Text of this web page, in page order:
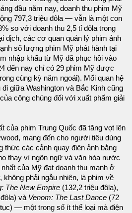
đầu năm nay, doanh thu phim Mỹ
797,3 triệu đôla — vẫn là một con
so với doanh thu 2,5 tỉ đôla trong
dịch, các cơ quan quản lý phim ảnh
số lượng phim Mỹ phát hành tại
nhập khẩu từ Mỹ đã phục hồi vào
đến nay chỉ có 29 phim Mỹ được
cùng kỳ năm ngoái). Mối quan hệ
giữa Washington và Bắc Kinh cũng
công chúng đối với xuất phẩm giải
của phim Trung Quốc đã tăng vọt lên
mang đến cho người tiêu dùng
thức các cảnh quay điện ảnh bằng
thay vì ngôn ngữ và văn hóa nước
của Mỹ đạt doanh thu mạnh ở
không phải ngẫu nhiên, là phim về
The New Empire (132,2 triệu đôla),
và Venom: The Last Dance (72
— một trong số ít thể loại mà điện